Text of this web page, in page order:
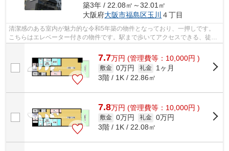
築3年 / 22.08㎡～32.01㎡
大阪府大阪市福島区玉川 ４丁目
清潔感のある室内が魅力的な令和5年築の物件となっており、一押しです。
こちらはエレベーター付きの物件です。駅まで歩いてアクセスできる、徒歩
2分の距離に立地する物件です。常に新...
7.7万円 (管理費等：10,000円 )
敷金 0万円 礼金
1ヶ月
3階 / 1K / 22.86㎡
7.8万円 (管理費等：10,000円 )
敷金 0万円 礼金 0万円
3階 / 1K / 22.08㎡